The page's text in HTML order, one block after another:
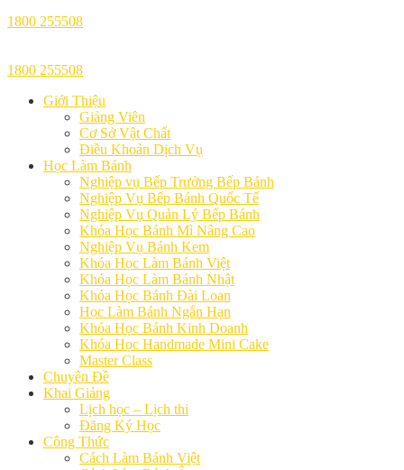
1800 255508
1800 255508
Giới Thiệu
Giảng Viên
Cơ Sở Vật Chất
Điều Khoản Dịch Vụ
Học Làm Bánh
Nghiệp vụ Bếp Trưởng Bếp Bánh
Nghiệp Vụ Bếp Bánh Quốc Tế
Nghiệp Vụ Quản Lý Bếp Bánh
Khóa Học Bánh Mì Nâng Cao
Nghiệp Vụ Bánh Kem
Khóa Học Làm Bánh Việt
Khóa Học Làm Bánh Nhật
Khóa Học Bánh Đài Loan
Học Làm Bánh Ngắn Hạn
Khóa Học Bánh Kinh Doanh
Khóa Học Handmade Mini Cake
Master Class
Chuyên Đề
Khai Giảng
Lịch học – Lịch thi
Đăng Ký Học
Công Thức
Cách Làm Bánh Việt